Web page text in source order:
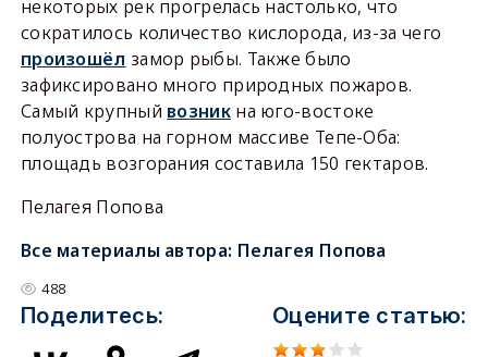
некоторых рек прогрелась настолько, что
сократилось количество кислорода, из-за чего
произошёл замор рыбы. Также было
зафиксировано много природных пожаров.
Самый крупный возникна юго-востоке
полуострова на горном массиве Тепе-Оба:
площадь возгорания составила 150 гектаров.
Пелагея Попова
Все материалы автора: Пелагея Попова
488
Поделитесь: Оцените статью: